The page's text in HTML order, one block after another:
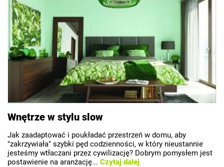
Wnętrze w stylu slow
Jak zaadaptować i poukładać przestrzeń w domu, aby
"zakrzywiała" szybki pęd codzienności, w który nieustannie
jesteśmy wtłaczani przez cywilizację? Dobrym pomysłem jest
postawienie na aranżację... Czytaj dalej